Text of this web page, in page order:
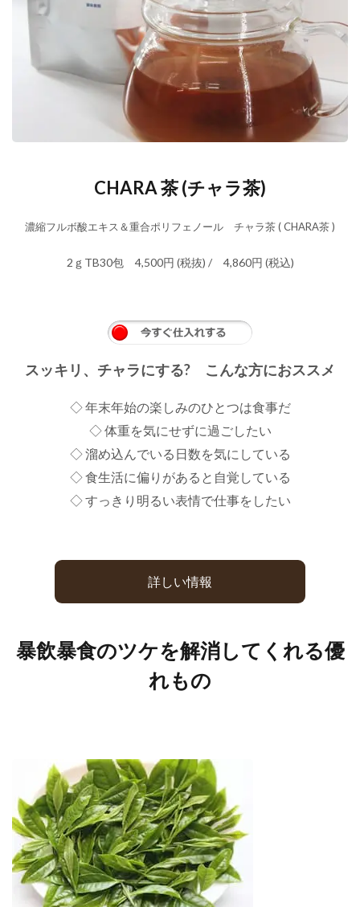
CHARA 茶(チャラ茶)
濃縮フルボ酸エキス＆重合ポリフェノール チャラ茶 ( CHARA茶 )
2ｇTB30包 4,500円 (税抜) / 4,860円 (税込)
スッキリ、チャラにする? こんな方におススメ
◇ 年末年始の楽しみのひとつは食事だ
◇ 体重を気にせずに過ごしたい
◇ 溜め込んでいる日数を気にしている
◇ 食生活に偏りがあると自覚している
◇ すっきり明るい表情で仕事をしたい
詳しい情報
暴飲暴食のツケを解消してくれる優
れもの